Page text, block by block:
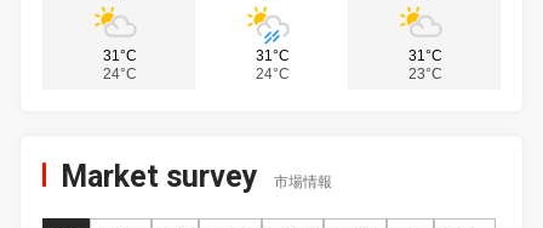
31°C
24°C
31°C
24°C
31°C
23°C
Market survey 市場情報